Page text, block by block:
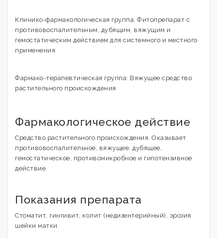
Клинико-фармакологическая группа: Фитопрепарат с
противовоспалительным, дубящим, вяжущим и
гемостатическим действием для системного и местного
применения
Фармако-терапевтическая группа: Вяжущее средство
растительного происхождения
Фармакологическое действие
Средство растительного происхождения. Оказывает
противовоспалительное, вяжущее, дубящее,
гемостатическое, противомикробное и гипотензивное
действие.
Показания препарата
Стоматит, гингивит, колит (недизентерийный), эрозия
шейки матки.